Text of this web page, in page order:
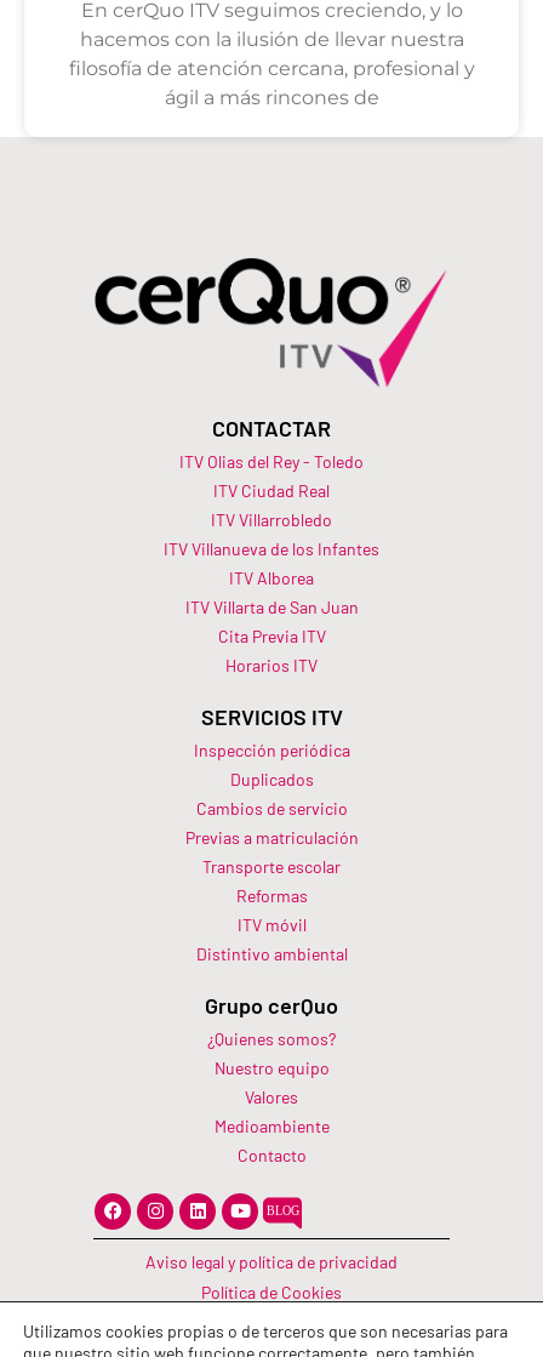
En cerQuo ITV seguimos creciendo, y lo
hacemos con la ilusión de llevar nuestra
filosofía de atención cercana, profesional y
ágil a más rincones de
CONTACTAR
ITV Olias del Rey - Toledo
ITV Ciudad Real
ITV Villarrobledo
ITV Villanueva de los Infantes
ITV Alborea
ITV Villarta de San Juan
Cita Previa ITV
Horarios ITV​
SERVICIOS ITV
Inspección periódica
Duplicados
Cambios de servicio
Previas a matriculación
Transporte escolar
Reformas
ITV móvil
Distintivo ambiental
Grupo cerQuo
¿Quienes somos?
Nuestro equipo
Valores
Medioambiente
Contacto
F
a
c
o
k
I
n
s
t
a
r
a
m
L
i
n
k
e
d
i
n
Y
o
u
t
u
b
e
Aviso legal y política de privacidad
Política de Cookies
Canal Información
Política de calidad
Utilizamos cookies propias o de terceros que son necesarias para
que nuestro sitio web funcione correctamente, pero también